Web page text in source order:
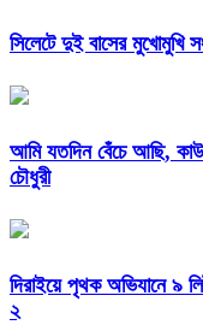
সিলেটে দুই বাসের মুখোমুখি
আমি যতদিন বেঁচে আছি,
চৌধুরী
দিরাইয়ে পৃথক অভিযানে ৯
২